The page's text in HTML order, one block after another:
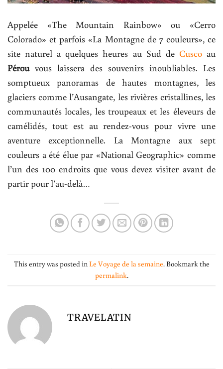
Appelée «The Mountain Rainbow» ou «Cerro
Colorado» et parfois «La Montagne de 7 couleurs», ce
site naturel a quelques heures au Sud de Cuscoau
Pérouvous laissera des souvenirs inoubliables. Les
somptueux panoramas de hautes montagnes, les
glaciers comme l’Ausangate, les rivières cristallines, les
communautés locales, les troupeaux et les éleveurs de
camélidés, tout est au rendez-vous pour vivre une
aventure exceptionnelle. La Montagne aux sept
couleurs a été élue par «National Geographic» comme
l’un des 100 endroits que vous devez visiter avant de
partir pour l’au-delà…
This entry was posted inLe Voyage de la semaine. Bookmark the
permalink.
TRAVELATIN